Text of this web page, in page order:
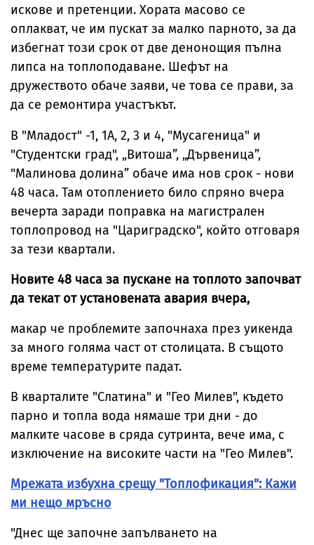
искове и претенции. Хората масово се
оплакват, че им пускат за малко парното, за да
избегнат този срок от две денонощия пълна
липса на топлоподаване. Шефът на
дружеството обаче заяви, че това се прави, за
да се ремонтира участъкът.
В "Младост" -1, 1А, 2, 3 и 4, "Мусагеница" и
"Студентски град", „Витоша”, „Дървеница”,
"Малинова долина” обаче има нов срок - нови
48 часа. Там отоплението било спряно вчера
вечерта заради поправка на магистрален
топлопровод на "Цариградско", който отговаря
за тези квартали.
Новите 48 часа за пускане на топлото започват
да текат от установената авария вчера,
макар че проблемите започнаха през уикенда
за много голяма част от столицата. В същото
време температурите падат.
В кварталите "Слатина" и "Гео Милев", където
парно и топла вода нямаше три дни - до
малките часове в сряда сутринта, вече има, с
изключение на високите части на "Гео Милев".
Мрежата избухна срещу "Топлофикация": Кажи
ми нещо мръсно
"Днес ще започне запълването на